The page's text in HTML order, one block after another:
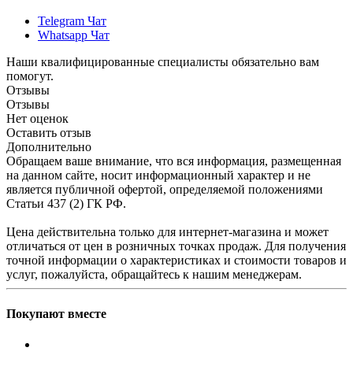
Telegram Чат
Whatsapp Чат
Наши квалифицированные специалисты обязательно вам
помогут.
Отзывы
Отзывы
Нет оценок
Оставить отзыв
Дополнительно
Обращаем ваше внимание, что вся информация, размещенная
на данном сайте, носит информационный характер и не
является публичной офертой, определяемой положениями
Статьи 437 (2) ГК РФ.
Цена действительна только для интернет-магазина и может
отличаться от цен в розничных точках продаж. Для получения
точной информации о характеристиках и стоимости товаров и
услуг, пожалуйста, обращайтесь к нашим менеджерам.
Покупают вместе